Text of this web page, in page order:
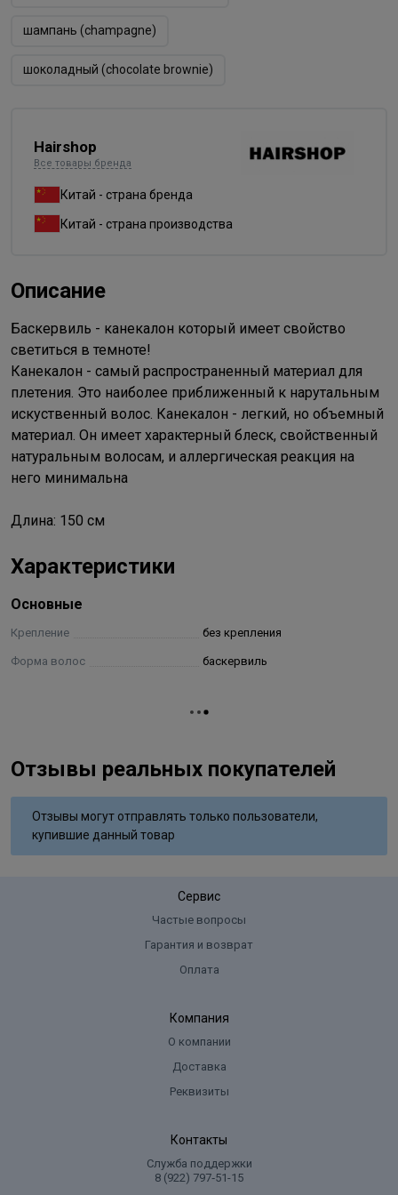
шампань (champagne)
шоколадный (chocolate brownie)
Hairshop
Все товары бренда
Китай - страна бренда
Китай - страна производства
Описание
Баскервиль - канекалон который имеет свойство
светиться в темноте!
Канекалон - самый распространенный материал для
плетения. Это наиболее приближенный к нарутальным
искуственный волос. Канекалон - легкий, но объемный
материал. Он имеет характерный блеск, свойственный
натуральным волосам, и аллергическая реакция на
него минимальна
Длина: 150 см
Характеристики
Основные
Крепление без крепления
Форма волос баскервиль
Отзывы реальных покупателей
Отзывы могут отправлять только пользователи,
купившие данный товар
Сервис
Частые вопросы
Гарантия и возврат
Оплата
Компания
О компании
Доставка
Реквизиты
Контакты
Служба поддержки
8 (922) 797‑51-15